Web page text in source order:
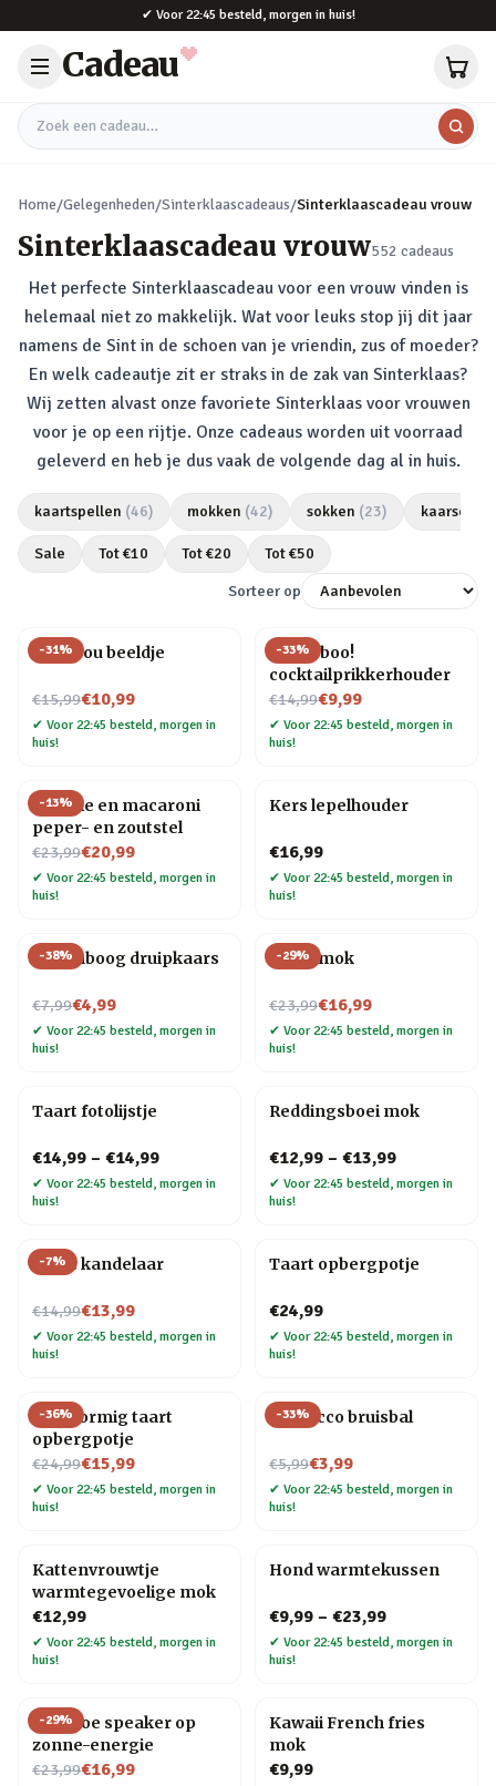
✔ Voor 22:45 besteld, morgen in huis!
Cadeau
Zoek een cadeau
Home/Gelegenheden/Sinterklaascadeaus/Sinterklaascadeau vrouw
Sinterklaascadeau vrouw552 cadeaus
Het perfecte Sinterklaascadeau voor een vrouw vinden is
helemaal niet zo makkelijk. Wat voor leuks stop jij dit jaar
namens de Sint in de schoen van je vriendin, zus of moeder?
En welk cadeautje zit er straks in de zak van Sinterklaas?
Wij zetten alvast onze favoriete Sinterklaas voor vrouwen
voor je op een rijtje. Onze cadeaus worden uit voorraad
geleverd en heb je dus vaak de volgende dag al in huis.
kaartspellen (46) mokken (42) sokken (23) kaarsen
Sale Tot €10 Tot €20 Tot €50
Sorteer op
-31%
Love you beeldje
€15,99
Nu voor€10,99
✔ Voor 22:45 besteld, morgen in
huis!
-33%
Pick a boo!
cocktailprikkerhouder
€14,99
Nu voor€9,99
✔ Voor 22:45 besteld, morgen in
huis!
-13%
Farfalle en macaroni
peper- en zoutstel
€23,99
Nu voor€20,99
✔ Voor 22:45 besteld, morgen in
huis!
Kers lepelhouder
€16,99
✔ Voor 22:45 besteld, morgen in
huis!
-38%
Regenboog druipkaars
€7,99
Nu voor€4,99
✔ Voor 22:45 besteld, morgen in
huis!
-29%
Taart mok
€23,99
Nu voor€16,99
✔ Voor 22:45 besteld, morgen in
huis!
Taart fotolijstje
€14,99 – €14,99
✔ Voor 22:45 besteld, morgen in
huis!
Reddingsboei mok
€12,99 – €13,99
✔ Voor 22:45 besteld, morgen in
huis!
-7%
Taart kandelaar
€14,99
Nu voor€13,99
✔ Voor 22:45 besteld, morgen in
huis!
Taart opbergpotje
€24,99
✔ Voor 22:45 besteld, morgen in
huis!
-36%
Hartvormig taart
opbergpotje
€24,99
Nu voor€15,99
✔ Voor 22:45 besteld, morgen in
huis!
-33%
Prosecco bruisbal
€5,99
Nu voor€3,99
✔ Voor 22:45 besteld, morgen in
huis!
Kattenvrouwtje
warmtegevoelige mok
€12,99
✔ Voor 22:45 besteld, morgen in
huis!
Hond warmtekussen
€9,99 – €23,99
✔ Voor 22:45 besteld, morgen in
huis!
-29%
Bamboe speaker op
zonne-energie
€23,99
Nu voor€16,99
Kawaii French fries
mok
€9,99